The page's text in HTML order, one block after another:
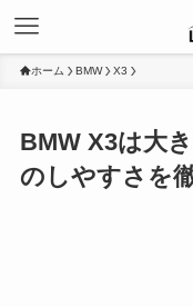
ホーム BMW X3
BMW X3は大
のしやすさを